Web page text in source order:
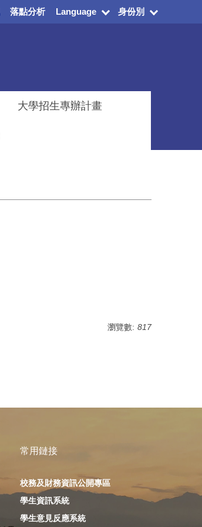
落點分析 Language 身份別
大學招生專辦計畫
瀏覽數: 817
常用鏈接
校務及財務資訊公開專區
學生資訊系統
學生意見反應系統